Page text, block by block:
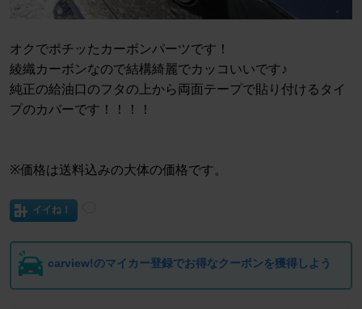
オクでポチッたカーボンパーツです！
綾織カーボンなので結構綺麗でカッコいいです♪
純正の給油口のフタの上から両面テープで貼り付けるタイ
プのカバーです！！！！
※価格は送料込みの大体の価格です。
イイね！
carview!のマイカー登録でお得なクーポンを獲得しよう